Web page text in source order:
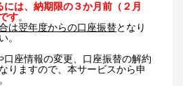
は、納期限の３か月前（２月
す。
は翌年度からの口座振替となり
。
座情報の変更、口座振替の解約
りますので、本サービスから申